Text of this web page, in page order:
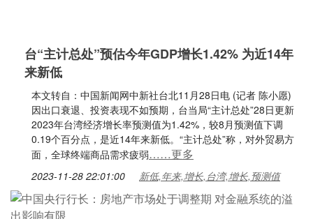
台“主计总处”预估今年GDP增长1.42% 为近14年
来新低
本文转自：中国新闻网中新社台北11月28日电 (记者 陈小愿)
因出口衰退、投资表现不如预期，台当局“主计总处”28日更新
2023年台湾经济增长率预测值为1.42%，较8月预测值下调
0.19个百分点，是近14年来新低。“主计总处”称，对外贸易方
面，全球终端商品需求疲弱……更多
2023-11-28 22:01:00 新低,年来,增长,台湾,增长,预测值